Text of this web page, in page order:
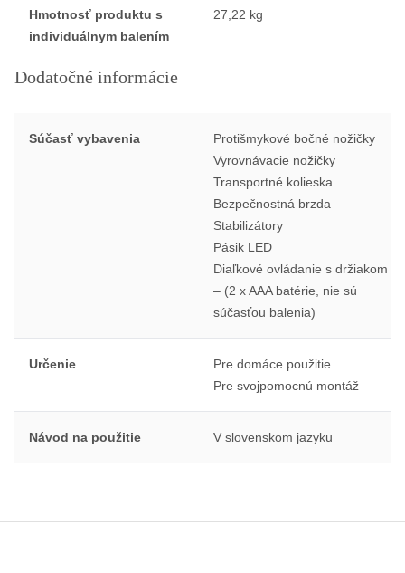
Hmotnosť produktu s
individuálnym balením
27,22 kg
Dodatočné informácie
Súčasť vybavenia
Protišmykové bočné nožičky
Vyrovnávacie nožičky
Transportné kolieska
Bezpečnostná brzda
Stabilizátory
Pásik LED
Diaľkové ovládanie s držiakom
– (2 x AAA batérie, nie sú
súčasťou balenia)
Určenie
Pre domáce použitie
Pre svojpomocnú montáž
Návod na použitie V slovenskom jazyku